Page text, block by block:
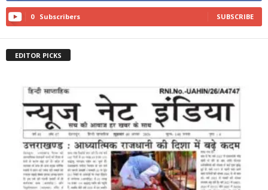
0 Subscribers SUBSCRIBE
EDITOR PICKS